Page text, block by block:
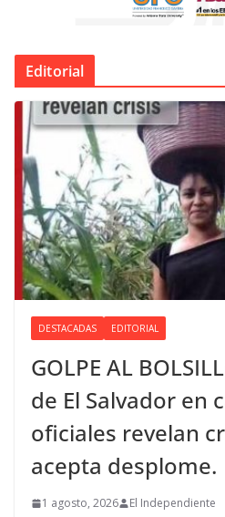
Editorial
DESTACADAS EDITORIAL
GOLPE AL
de El Salvador en
oficiales revelan
acepta desplome.
1 agosto, 2026 El Independiente